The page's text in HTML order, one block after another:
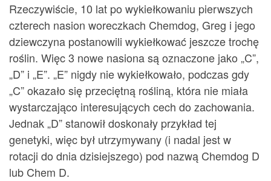
Rzeczywiście, 10 lat po wykiełkowaniu pierwszych
czterech nasion woreczkach Chemdog, Greg i jego
dziewczyna postanowili wykiełkować jeszcze trochę
roślin. Więc 3 nowe nasiona są oznaczone jako „C”,
„D” i „E”. „E” nigdy nie wykiełkowało, podczas gdy
„C” okazało się przeciętną rośliną, która nie miała
wystarczająco interesujących cech do zachowania.
Jednak „D” stanowił doskonały przykład tej
genetyki, więc był utrzymywany (i nadal jest w
rotacji do dnia dzisiejszego) pod nazwą Chemdog D
lub Chem D.